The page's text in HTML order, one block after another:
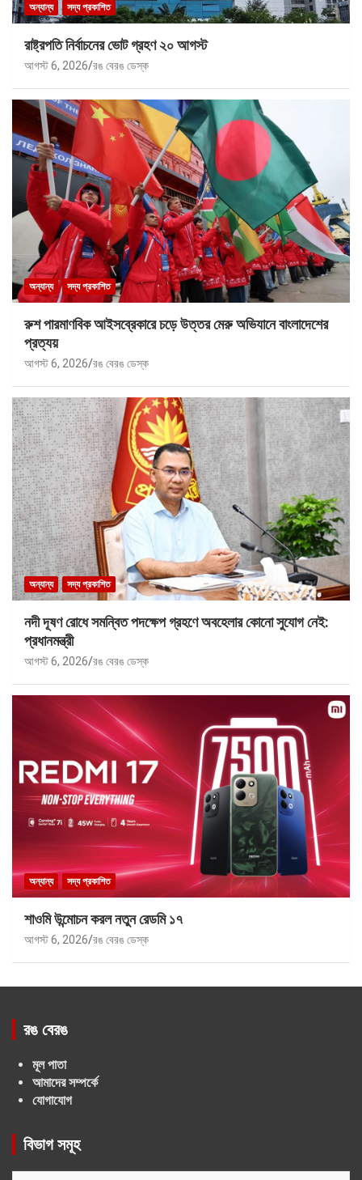
অন্যান্য সদ্য প্রকাশিত
রাষ্ট্রপতি নির্বাচনের ভোট গ্রহণ ২০ আগস্ট
আগস্ট 6, 2026 রঙ বেরঙ ডেস্ক
অন্যান্য সদ্য প্রকাশিত
রুশ পারমাণবিক আইসব্রেকারে চড়ে উত্তর মেরু অভিযানে বাংলাদেশের
প্রত্যয়
আগস্ট 6, 2026 রঙ বেরঙ ডেস্ক
অন্যান্য সদ্য প্রকাশিত
নদী দূষণ রোধে সমন্বিত পদক্ষেপ গ্রহণে অবহেলার কোনো সুযোগ নেই:
প্রধানমন্ত্রী
আগস্ট 6, 2026 রঙ বেরঙ ডেস্ক
অন্যান্য সদ্য প্রকাশিত
শাওমি উন্মোচন করল নতুন রেডমি ১৭
আগস্ট 6, 2026 রঙ বেরঙ ডেস্ক
রঙ বেরঙ
মূল পাতা
আমাদের সম্পর্কে
যোগাযোগ
বিভাগ সমূহ